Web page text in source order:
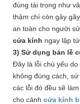
đúng tải trọng như
thậm chí còn gây
an toàn cho người
cửa kính ngay lập
3) Sử dụng bản lề
Đây là lỗi chủ yếu
không đúng cách,
các lỗi đó đều sẽ
cho cánh cửa kính